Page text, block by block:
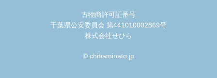
古物商許可証番号
千葉県公安委員会 第441010002869号
株式会社せひら
© chibaminato.jp